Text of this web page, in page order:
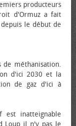
producteurs
d'Ormuz a fait
le début de
de méthanisation.
d'ici 2030 et la
de gaz d'ici à
est inatteignable
Loup il n'y pas le